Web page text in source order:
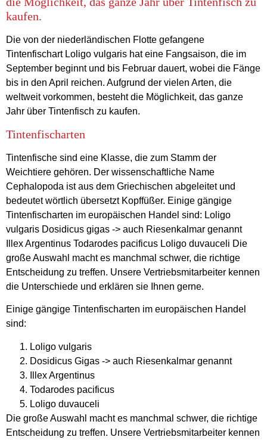
kaufen.
Die von der niederländischen Flotte gefangene
Tintenfischart Loligo vulgaris hat eine Fangsaison, die im
September beginnt und bis Februar dauert, wobei die Fänge
bis in den April reichen. Aufgrund der vielen Arten, die
weltweit vorkommen, besteht die Möglichkeit, das ganze
Jahr über Tintenfisch zu kaufen.
Tintenfischarten
Tintenfische sind eine Klasse, die zum Stamm der
Weichtiere gehören. Der wissenschaftliche Name
Cephalopoda ist aus dem Griechischen abgeleitet und
bedeutet wörtlich übersetzt Kopffüßer. Einige gängige
Tintenfischarten im europäischen Handel sind: Loligo
vulgaris Dosidicus gigas -> auch Riesenkalmar genannt
Illex Argentinus Todarodes pacificus Loligo duvauceli Die
große Auswahl macht es manchmal schwer, die richtige
Entscheidung zu treffen. Unsere Vertriebsmitarbeiter kennen
die Unterschiede und erklären sie Ihnen gerne.
Einige gängige Tintenfischarten im europäischen Handel
sind:
Loligo vulgaris
Dosidicus Gigas -> auch Riesenkalmar genannt
Illex Argentinus
Todarodes pacificus
Loligo duvauceli
Die große Auswahl macht es manchmal schwer, die richtige
Entscheidung zu treffen. Unsere Vertriebsmitarbeiter kennen